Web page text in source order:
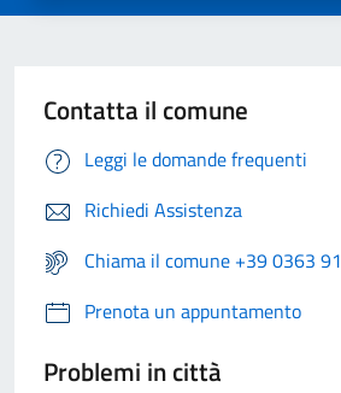
Contatta il comune
Leggi le domande frequenti
Richiedi Assistenza
Chiama il comune +39 0363
Prenota un appuntamento
Problemi in città